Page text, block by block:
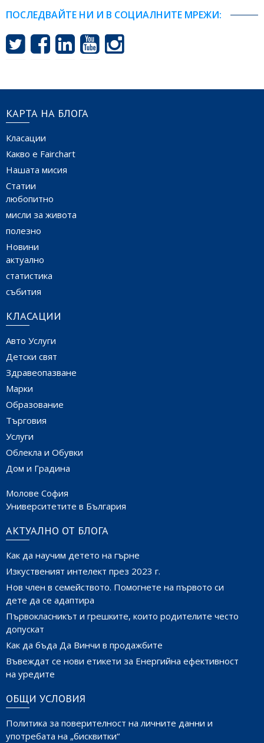
ПОСЛЕДВАЙТЕ НИ И В СОЦИАЛНИТЕ МРЕЖИ:
КАРТА НА БЛОГА
Класации
Какво е Fairchart
Нашата мисия
Статии
любопитно
мисли за живота
полезно
Новини
актуално
статистика
събития
КЛАСАЦИИ
Авто Услуги
Детски свят
Здравеопазване
Марки
Образование
Търговия
Услуги
Облекла и Обувки
Дом и Градина
Молове София
Университетите в България
АКТУАЛНО ОТ БЛОГА
Как да научим детето на гърне
Изкуственият интелект през 2023 г.
Нов член в семейството. Помогнете на първото си
дете да се адаптира
Първокласникът и грешките, които родителите често
допускат
Как да бъда Да Винчи в продажбите
Въвеждат се нови етикети за Енергийна ефективност
на уредите
ОБЩИ УСЛОВИЯ
Политика за поверителност на личните данни и
употребата на „бисквитки“